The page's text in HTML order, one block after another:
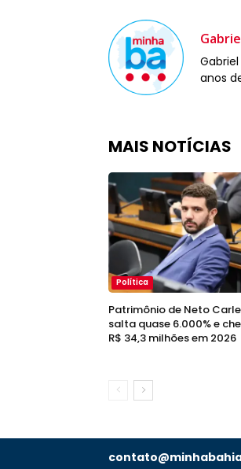
anos
MAIS NOTÍCIAS
Política
Patrimônio de Neto
salta quase 6.000% e
R$ 34,3 milhões em 2026